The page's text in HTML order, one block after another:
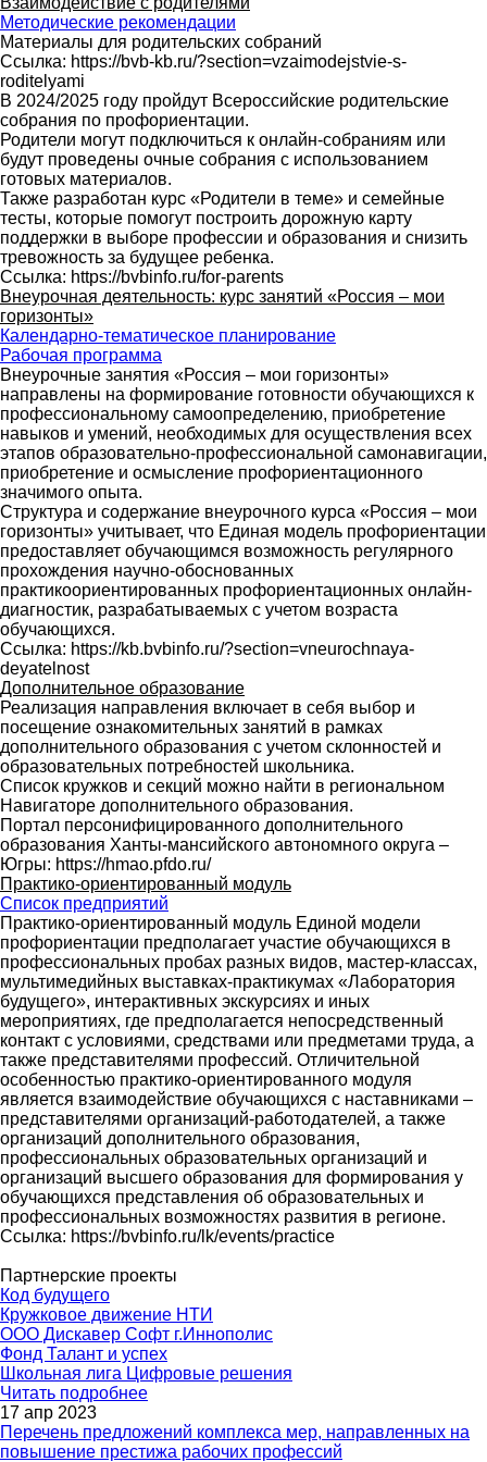
Методические рекомендации
Материалы для родительских собраний
Ссылка: https://bvb-kb.ru/?section=vzaimodejstvie-s-
roditelyami
В 2024/2025 году пройдут Всероссийские родительские
собрания по профориентации.
Родители могут подключиться к онлайн-собраниям или
будут проведены очные собрания с использованием
готовых материалов.
Также разработан курс «Родители в теме» и семейные
тесты, которые помогут построить дорожную карту
поддержки в выборе профессии и образования и снизить
тревожность за будущее ребенка.
Ссылка: https://bvbinfo.ru/for-parents
Внеурочная деятельность: курс занятий «Россия – мои
горизонты»
Календарно-тематическое планирование
Рабочая программа
Внеурочные занятия «Россия – мои горизонты»
направлены на формирование готовности обучающихся к
профессиональному самоопределению, приобретение
навыков и умений, необходимых для осуществления всех
этапов образовательно-профессиональной самонавигации,
приобретение и осмысление профориентационного
значимого опыта.
Структура и содержание внеурочного курса «Россия – мои
горизонты» учитывает, что Единая модель профориентации
предоставляет обучающимся возможность регулярного
прохождения научно-обоснованных
практикоориентированных профориентационных онлайн-
диагностик, разрабатываемых с учетом возраста
обучающихся.
Ссылка: https://kb.bvbinfo.ru/?section=vneurochnaya-
deyatelnost
Дополнительное образование
Реализация направления включает в себя выбор и
посещение ознакомительных занятий в рамках
дополнительного образования с учетом склонностей и
образовательных потребностей школьника.
Список кружков и секций можно найти в региональном
Навигаторе дополнительного образования.
Портал персонифицированного дополнительного
образования Ханты-мансийского автономного округа –
Югры: https://hmao.pfdo.ru/
Практико-ориентированный модуль
Список предприятий
Практико-ориентированный модуль Единой модели
профориентации предполагает участие обучающихся в
профессиональных пробах разных видов, мастер-классах,
мультимедийных выставках-практикумах «Лаборатория
будущего», интерактивных экскурсиях и иных
мероприятиях, где предполагается непосредственный
контакт с условиями, средствами или предметами труда, а
также представителями профессий. Отличительной
особенностью практико-ориентированного модуля
является взаимодействие обучающихся с наставниками –
представителями организаций-работодателей, а также
организаций дополнительного образования,
профессиональных образовательных организаций и
организаций высшего образования для формирования у
обучающихся представления об образовательных и
профессиональных возможностях развития в регионе.
Ссылка: https://bvbinfo.ru/lk/events/practice
Партнерские проекты
Код будущего
Кружковое движение НТИ
ООО Дискавер Софт г.Иннополис
Фонд Талант и успех
Школьная лига Цифровые решения
Читать подробнее
17 апр 2023
Перечень предложений комплекса мер, направленных на
повышение престижа рабочих профессий